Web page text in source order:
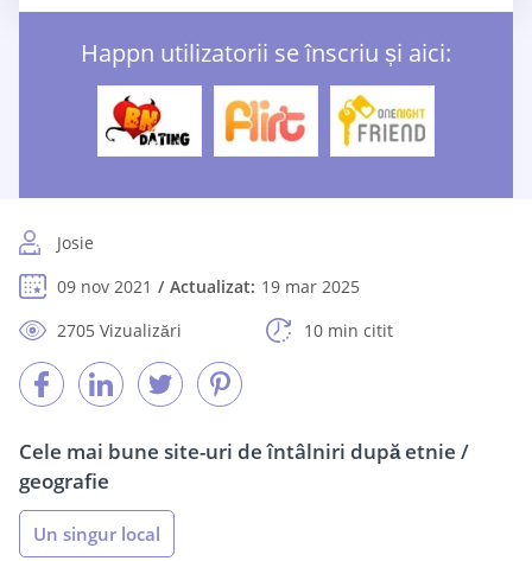
Happn utilizatorii se înscriu și aici:
Josie
09 nov 2021
Actualizat: 19 mar 2025
2705 Vizualizări
10 min citit
Cele mai bune site-uri de întâlniri după etnie /
geografie
Un singur local